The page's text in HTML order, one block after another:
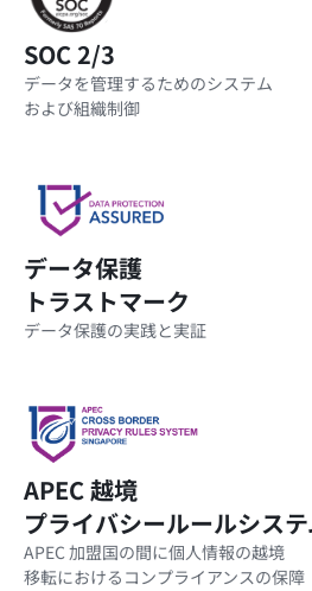
SOC 2/3
データを管理するためのシステム
および組織制御
データ保護
トラストマーク
データ保護の実践と実証
APEC 越境
プライバシールールシス
APEC 加盟国の間に個人情報の越境
移転におけるコンプライアンスの保障